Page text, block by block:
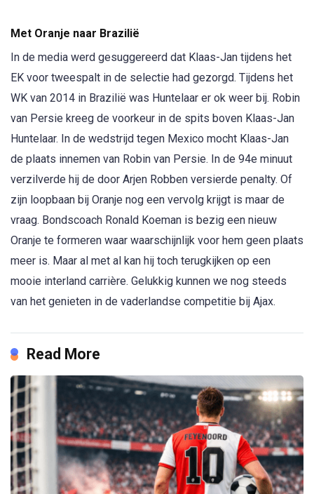
Met Oranje naar Brazilië
In de media werd gesuggereerd dat Klaas-Jan tijdens het
EK voor tweespalt in de selectie had gezorgd. Tijdens het
WK van 2014 in Brazilië was Huntelaar er ok weer bij. Robin
van Persie kreeg de voorkeur in de spits boven Klaas-Jan
Huntelaar. In de wedstrijd tegen Mexico mocht Klaas-Jan
de plaats innemen van Robin van Persie. In de 94e minuut
verzilverde hij de door Arjen Robben versierde penalty. Of
zijn loopbaan bij Oranje nog een vervolg krijgt is maar de
vraag. Bondscoach Ronald Koeman is bezig een nieuw
Oranje te formeren waar waarschijnlijk voor hem geen plaats
meer is. Maar al met al kan hij toch terugkijken op een
mooie interland carrière. Gelukkig kunnen we nog steeds
van het genieten in de vaderlandse competitie bij Ajax.
Read More